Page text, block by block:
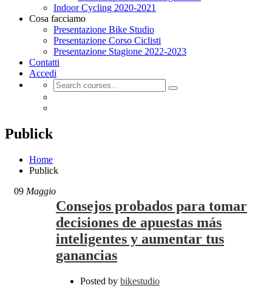
Indoor Cycling 2020-2021
Cosa facciamo
Presentazione Bike Studio
Presentazione Corso Ciclisti
Presentazione Stagione 2022-2023
Contatti
Accedi
Publick
Home
Publick
09 Maggio
Consejos probados para tomar
decisiones de apuestas más
inteligentes y aumentar tus
ganancias
Posted by bikestudio